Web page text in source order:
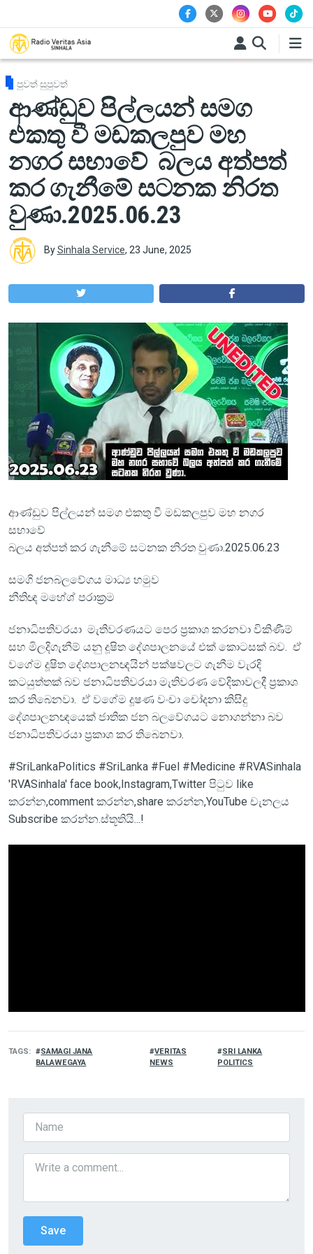
පුවත් සුපුවත්
ආණ්ඩුව පිල්ලයන් සමග
එකතු වී මඩකලපුව මහ
නගර සභාවේ බලය අත්පත්
කර ගැනීමේ සටනක නිරත
වුණා.2025.06.23
BySinhala Service, 23 June, 2025
ආණ්ඩුව පිල්ලයන් සමග එකතු වී මඩකලපුව මහ නගර
සභාවේ
බලය අත්පත් කර ගැනීමේ සටනක නිරත වුණා.2025.06.23
සමගි ජනබලවේගය මාධ්‍ය හමුව
නීතිඥ මහේශ් පරාක්‍රම
ජනාධිපතිවරයා මැතිවරණයට පෙර ප්‍රකාශ කරනවා විකිණීම්
සහ මිලදිගැනීම් යනු දූෂිත දේශපාලනයේ එක් කොටසක් බව. ඒ
වගේම දූෂිත දේශපාලනඥයින් පක්ෂවලට ගැනීම වැරදි
කටයුත්තක් බව ජනාධිපතිවරයා මැතිවරණ වේදිකාවලදී ප්‍රකාශ
කර තිබෙනවා. ඒ වගේම දූෂණ වංචා චෝදනා කිසිදු
දේශපාලනඥයෙක් ජාතික ජන බලවේගයට නොගන්නා බව
ජනාධිපතිවරයා ප්‍රකාශ කර තිබෙනවා.
#SriLankaPolitics #SriLanka #Fuel #Medicine #RVASinhala
'RVASinhala' face book,Instagram,Twitter පිටුව like
කරන්න,comment කරන්න,share කරන්න,YouTube චැනලය
Subscribe කරන්න.ස්තූතියි...!
TAGS
SAMAGI JANA
BALAWEGAYA
VERITAS
NEWS
SRI LANKA
POLITICS